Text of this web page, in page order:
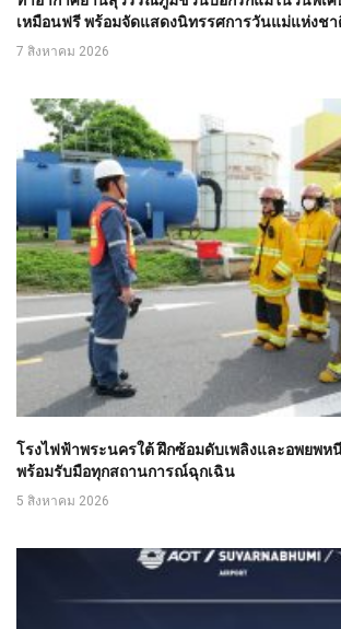
เหมือนฟรี พร้อมจัดแสดงนิทรรศการวันแม่แห่งช
7 สิงหาคม 2026
โรงไฟฟ้าพระนครใต้ ฝึกซ้อมดับเพลิงและอพยพห
พร้อมรับมือทุกสถานการณ์ฉุกเฉิน
5 สิงหาคม 2026